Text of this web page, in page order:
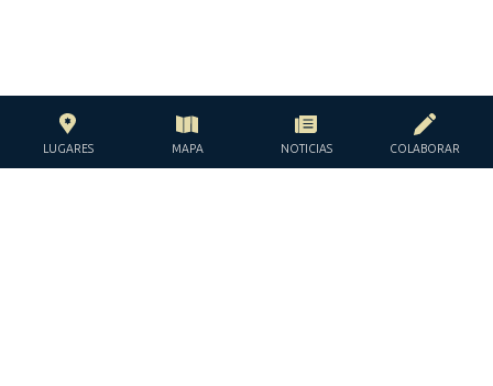
LUGARES MAPA NOTICIAS COLABORAR